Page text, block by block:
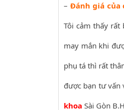
– Đánh giá của
Tôi cảm thấy
may mắn khi
phụ tá thì rất
được bạn tư vấn
khoa Sài Gòn